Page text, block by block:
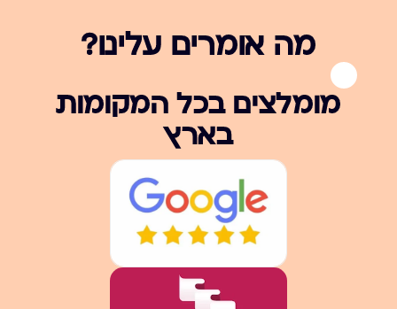
מה אומרים עלינו?
מומלצים בכל המקומות
בארץ